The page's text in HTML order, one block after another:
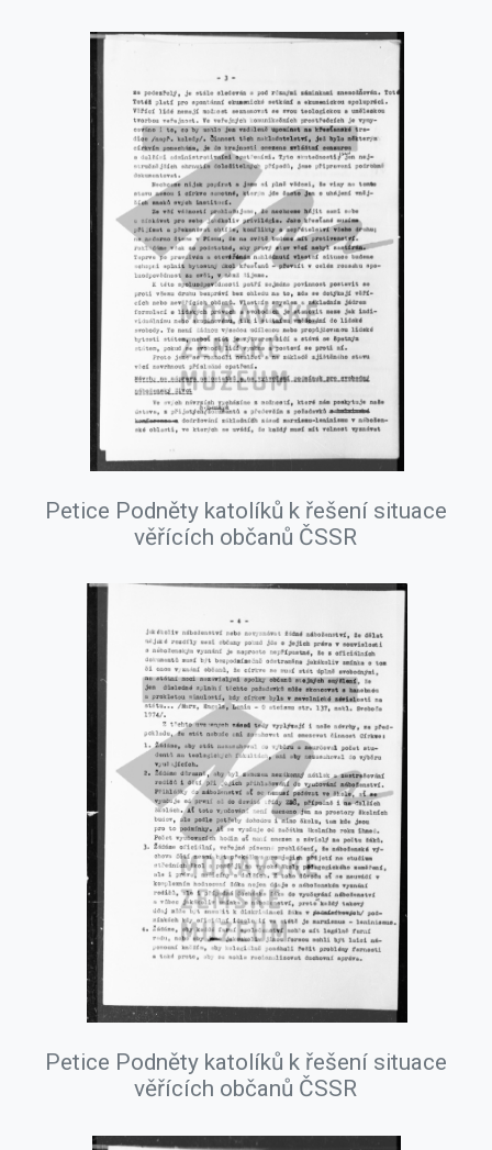
Petice Podněty katolíků k řešení situace
věřících občanů ČSSR
Petice Podněty katolíků k řešení situace
věřících občanů ČSSR